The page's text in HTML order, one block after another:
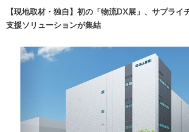
【現地取材・独自】初の「物流DX展」、サプライ
支援ソリューションが集結